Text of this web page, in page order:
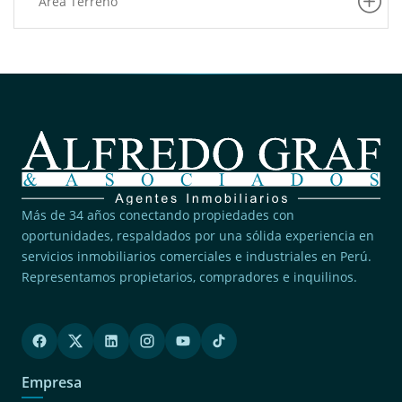
Más de 34 años conectando propiedades con
oportunidades, respaldados por una sólida experiencia en
servicios inmobiliarios comerciales e industriales en Perú.
Representamos propietarios, compradores e inquilinos.
Empresa